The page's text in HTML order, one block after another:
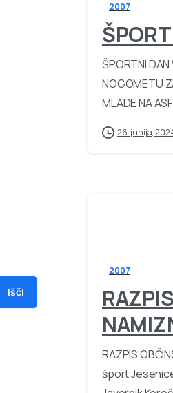
Išči
2007
ŠPORTNI
NOGOMETU
MLADE NA
26. junija,
2007
RAZPIS
šport